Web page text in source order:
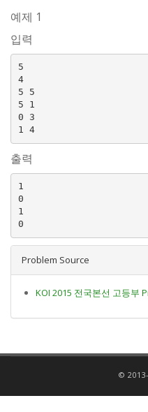
예제 1
입력
5
4
5 5
5 1
0 3
1 4
출력
1
0
1
Problem Source
KOI 2015 전국본선 고등부
©